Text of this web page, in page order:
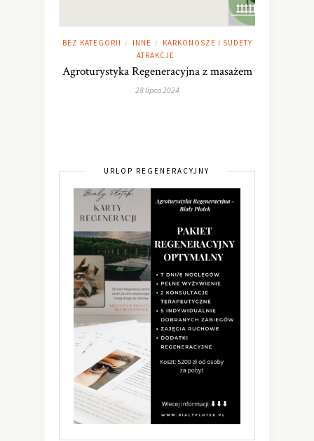
BEZ KATEGORII / INNE /
KARKONOSZE I SUDETY
ATRAKCJE
Agroturystyka Regeneracyjna z masażem
28 lipca 2024
URLOP REGENERACYJNY